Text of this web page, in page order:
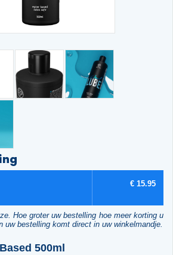
€ 15.95
Hoe groter uw bestelling hoe meer korting u
uw bestelling komt direct in uw winkelmandje.
500ml